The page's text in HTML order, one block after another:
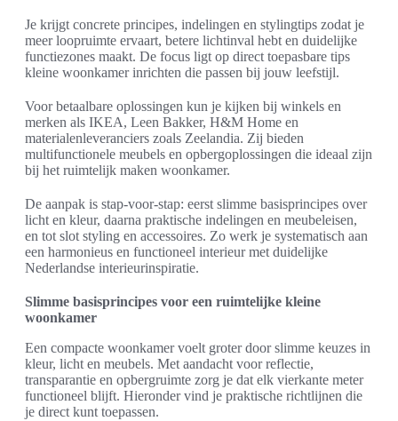
Je krijgt concrete principes, indelingen en stylingtips zodat je
meer loopruimte ervaart, betere lichtinval hebt en duidelijke
functiezones maakt. De focus ligt op direct toepasbare tips
kleine woonkamer inrichten die passen bij jouw leefstijl.
Voor betaalbare oplossingen kun je kijken bij winkels en
merken als IKEA, Leen Bakker, H&M Home en
materialenleveranciers zoals Zeelandia. Zij bieden
multifunctionele meubels en opbergoplossingen die ideaal zijn
bij het ruimtelijk maken woonkamer.
De aanpak is stap-voor-stap: eerst slimme basisprincipes over
licht en kleur, daarna praktische indelingen en meubeleisen,
en tot slot styling en accessoires. Zo werk je systematisch aan
een harmonieus en functioneel interieur met duidelijke
Nederlandse interieurinspiratie.
Slimme basisprincipes voor een ruimtelijke kleine
woonkamer
Een compacte woonkamer voelt groter door slimme keuzes in
kleur, licht en meubels. Met aandacht voor reflectie,
transparantie en opbergruimte zorg je dat elk vierkante meter
functioneel blijft. Hieronder vind je praktische richtlijnen die
je direct kunt toepassen.